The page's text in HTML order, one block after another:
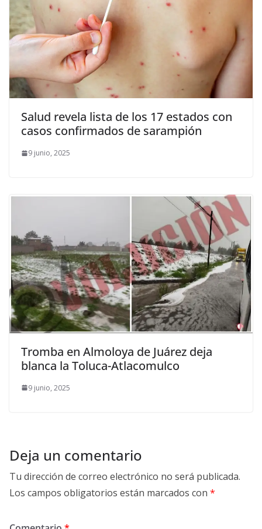
Salud revela lista de los 17 estados con
casos confirmados de sarampión
9 junio, 2025
Tromba en Almoloya de Juárez deja
blanca la Toluca-Atlacomulco
9 junio, 2025
Deja un comentario
Tu dirección de correo electrónico no será publicada.
Los campos obligatorios están marcados con *